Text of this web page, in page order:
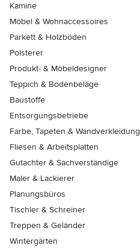
Kamine
Möbel & Wohnaccessoires
Parkett & Holzböden
Polsterer
Produkt- & Möbeldesigner
Teppich & Bodenbeläge
Baustoffe
Entsorgungsbetriebe
Farbe, Tapeten & Wandverkleidung
Fliesen & Arbeitsplatten
Gutachter & Sachverständige
Maler & Lackierer
Planungsbüros
Tischler & Schreiner
Treppen & Geländer
Wintergärten